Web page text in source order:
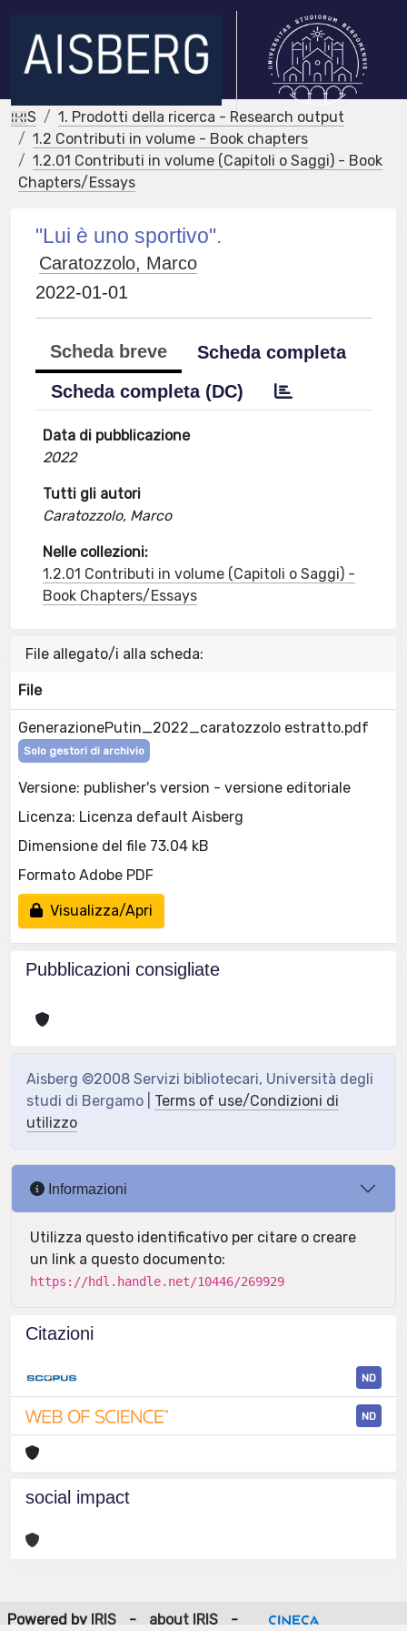
IRIS
1. Prodotti della ricerca - Research output
1.2 Contributi in volume - Book chapters
1.2.01 Contributi in volume (Capitoli o Saggi) - Book
Chapters/Essays
"Lui è uno sportivo".
Caratozzolo, Marco
2022-01-01
Scheda breve
Scheda completa
Scheda completa (DC)
Data di pubblicazione
2022
Tutti gli autori
Caratozzolo, Marco
Nelle collezioni:
1.2.01 Contributi in volume (Capitoli o Saggi) -
Book Chapters/Essays
File allegato/i alla scheda:
File
GenerazionePutin_2022_caratozzolo estratto.pdf
Solo gestori di archivio
Versione: publisher's version - versione editoriale
Licenza: Licenza default Aisberg
Dimensione del file 73.04 kB
Formato Adobe PDF
Visualizza/Apri
Pubblicazioni consigliate
Aisberg ©2008 Servizi bibliotecari, Università degli
studi di Bergamo | Terms of use/Condizioni di
utilizzo
Informazioni
Utilizza questo identificativo per citare o creare
un link a questo documento:
https://hdl.handle.net/10446/269929
Citazioni
ND
ND
social impact
Powered by IRIS - about IRIS -